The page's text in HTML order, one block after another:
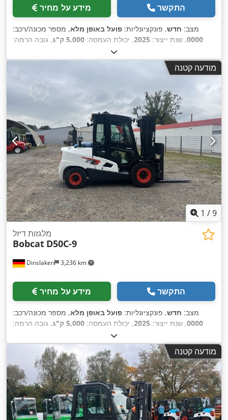
מידע על מחיר התקשר
מצב: חדש, פונקציונליות: פועל באופן מלא, מספר מכונה/רכב:
0000, שנת ייצור: 2025, יכולת העמסה: 5,000 ק"ג
, גובה הרמה:
2,100 מ"מ
טריפלקס, גובה בנייה:2,620 מ"מ , אורך המזלג:1,200 מ"מ
, סוג
מודעה קטנה
1 /9
Dinslaken 3,236 km
מלגזות דיזל
Bobcat D50C-9
מידע על מחיר התקשר
מצב: חדש, פונקציונליות: פועל באופן מלא, מספר מכונה/רכב:
0000, שנת ייצור: 2025, יכולת העמסה: 5,000 ק"ג
, גובה הרמה:
1,800 מ"מ
טריפלקס, גובה בנייה:2,320 מ"מ , אורך המזלג:1,200 מ"מ
, סוג
Diesel, מודעה קטנה